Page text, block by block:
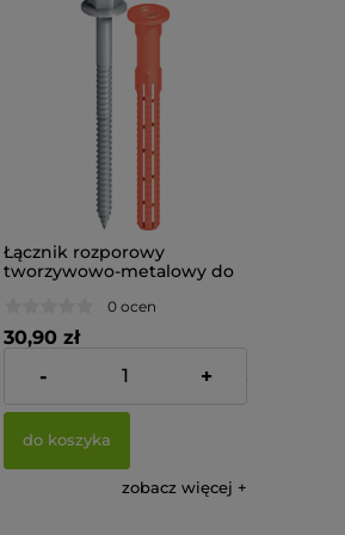
Łącznik rozporowy
tworzywowo-metalowy do
murze EJOT SDF-KB-
10Hx120V (op.10 sztuk)
0 ocen
30,90 zł
Cena netto: 25,12 zł
- +
do koszyka
zobacz więcej